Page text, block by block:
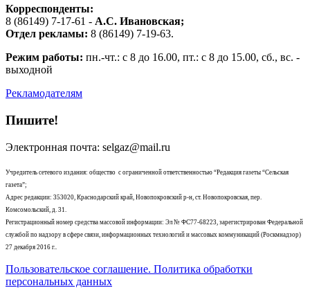
Корреспонденты:
8 (86149) 7-17-61 - А.С. Ивановская;
Отдел рекламы: 8 (86149) 7-19-63.
Режим работы: пн.-чт.: с 8 до 16.00, пт.: с 8 до 15.00, сб., вс. -
выходной
Рекламодателям
Пишите!
Электронная почта: selgaz@mail.ru
Учредитель сетевого издания: общество с ограниченной ответственностью “Редакция газеты “Сельская
газета”;
Адрес редакции: 353020, Краснодарский край, Новопокровский р-н, ст. Новопокровская, пер.
Комсомольский, д. 31.
Регистрационный номер средства массовой информации: Эл № ФС77-68223, зарегистрирован Федеральной
службой по надзору в сфере связи, информационных технологий и массовых коммуникаций (Роскмнадзор)
27 декабря 2016 г..
Пользовательское соглашение. Политика обработки
персональных данных